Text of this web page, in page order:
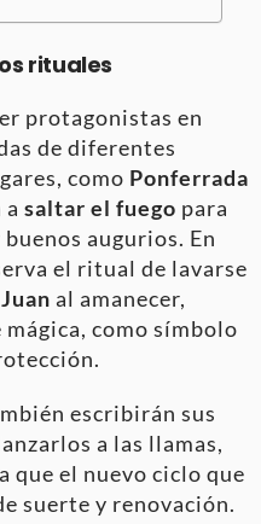
rituales
protagonistas en
de diferentes
como Ponferrada
saltar el fuego para
augurios. En
el ritual de lavarse
al amanecer,
como símbolo
escribirán sus
a las llamas,
que el nuevo ciclo que
suerte y renovación.